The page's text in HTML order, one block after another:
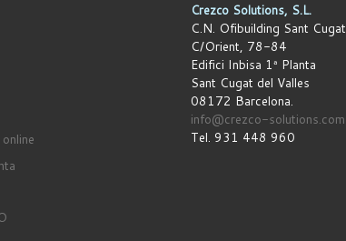
Crezco Solutions, S.L.
C.N. Ofibuilding Sant Cugat
C/Orient, 78-84
Edifici Inbisa 1ª Planta
Sant Cugat del Valles
08172 Barcelona.
info@crezco-solutions.com
Tel. 931 448 960